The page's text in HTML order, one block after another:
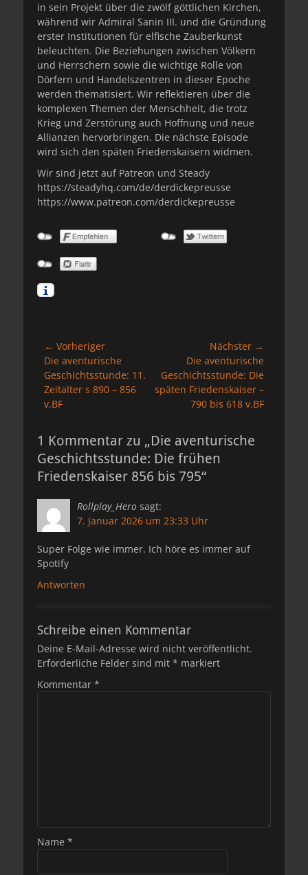
in sein Projekt über die zwölf göttlichen Kirchen,
während wir Admiral Sanin III. und die Gründung
erster Institutionen für elfische Zauberkunst
beleuchten. Die Beziehungen zwischen Völkern
und Herrschern sowie die wichtige Rolle von
Dörfern und Handelszentren in dieser Epoche
werden thematisiert. Wir reflektieren über die
komplexen Themen der Menschheit, die trotz
Krieg und Zerstörung auch Hoffnung und neue
Allianzen hervorbringen. Die nächste Episode
wird sich den späten Friedenskaisern widmen.
Wir sind jetzt auf Patreon und Steady
https://steadyhq.com/de/derdickepreusse
https://www.patreon.com/derdickepreusse
Beitragsnavigation
← Vorheriger
Vorheriger
Beitrag:
Die aventurische
Geschichtsstunde: 11.
Zeitalter s 890 – 856
v.BF
Nächster →
Nächster
Beitrag:
Die aventurische
Geschichtsstunde: Die
späten Friedenskaiser –
790 bis 618 v.BF
1 Kommentar zu „Die aventurische
Geschichtsstunde: Die frühen
Friedenskaiser 856 bis 795“
Rollplay_Hero sagt:
7. Januar 2026 um 23:33 Uhr
Super Folge wie immer. Ich höre es immer auf
Spotify
Antworten
Schreibe einen Kommentar
Deine E-Mail-Adresse wird nicht veröffentlicht.
Erforderliche Felder sind mit * markiert
Kommentar *
Name *